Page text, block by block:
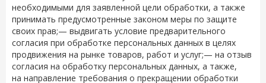
необходимыми для заявленной цели обработки, а также
принимать предусмотренные законом меры по защите
своих прав;— выдвигать условие предварительного
согласия при обработке персональных данных в целях
продвижения на рынке товаров, работ и услуг;— на отзыв
согласия на обработку персональных данных, а также,
на направление требования о прекращении обработки